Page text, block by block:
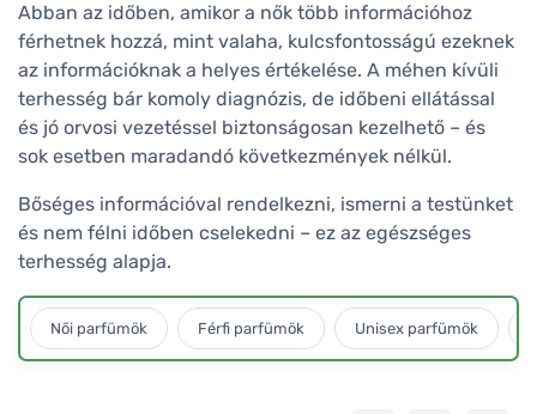
Abban az időben, amikor a nők több információhoz
férhetnek hozzá, mint valaha, kulcsfontosságú ezeknek
az információknak a helyes értékelése. A méhen kívüli
terhesség bár komoly diagnózis, de időbeni ellátással
és jó orvosi vezetéssel biztonságosan kezelhető – és
sok esetben maradandó következmények nélkül.
Bőséges információval rendelkezni, ismerni a testünket
és nem félni időben cselekedni – ez az egészséges
terhesség alapja.
Női parfümök Férfi parfümök Unisex parfümök